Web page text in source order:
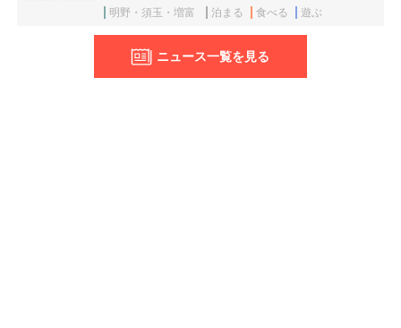
明野・須玉・増富
泊まる 食べる 遊ぶ
ニュース一覧を見る